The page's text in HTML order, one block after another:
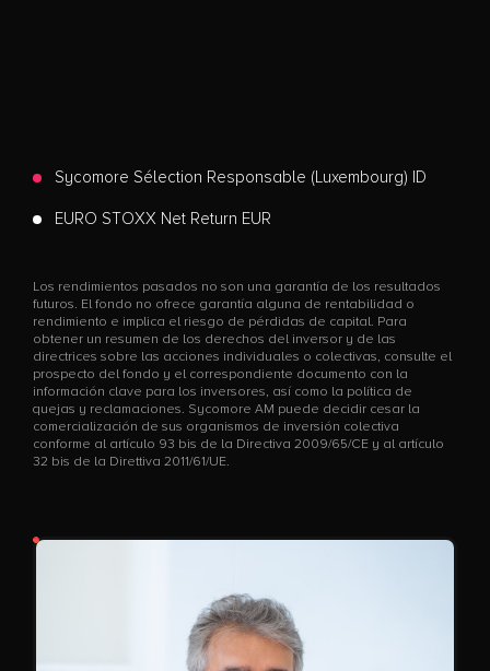
Sycomore Sélection Responsable (Luxembourg) ID
EURO STOXX Net Return EUR
Los rendimientos pasados no son una garantía de los resultados
futuros. El fondo no ofrece garantía alguna de rentabilidad o
rendimiento e implica el riesgo de pérdidas de capital. Para
obtener un resumen de los derechos del inversor y de las
directrices sobre las acciones individuales o colectivas, consulte el
prospecto del fondo y el correspondiente documento con la
información clave para los inversores, así como la política de
quejas y reclamaciones. Sycomore AM puede decidir cesar la
comercialización de sus organismos de inversión colectiva
conforme al artículo 93 bis de la Directiva 2009/65/CE y al artículo
32 bis de la Direttiva 2011/61/UE.